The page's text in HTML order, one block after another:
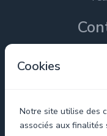
Cookies
Notre site utilise des
associés aux finalités